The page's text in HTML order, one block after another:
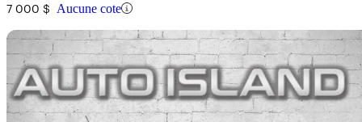
7 000 $ Aucune cote